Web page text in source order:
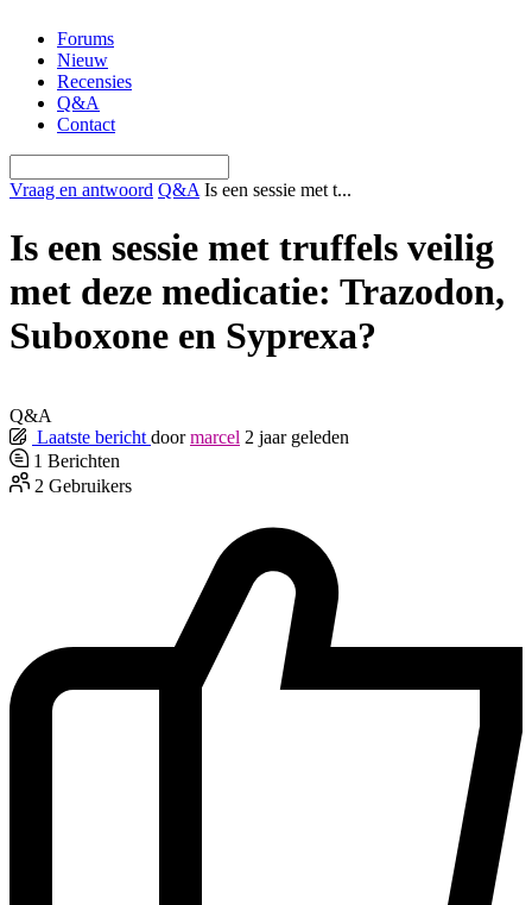
naar
inhoud
Forums
Nieuw
Recensies
Q&A
Contact
Vraag en antwoord Q&A Is een sessie met t...
Is een sessie met truffels veilig
met deze medicatie: Trazodon,
Suboxone en Syprexa?
Q&A
Laatste bericht door marcel 2 jaar geleden
1 Berichten
2 Gebruikers